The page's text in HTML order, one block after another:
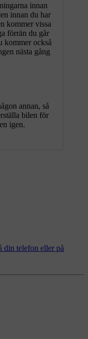
innan
innan du har
kommer vissa
förrän du går
kommer också
nästa gång
annan, så
bilen för
igen.
din telefon eller på